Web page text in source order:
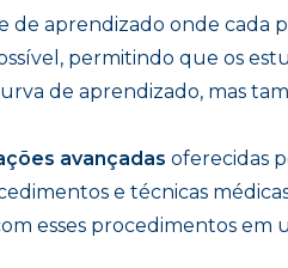
de aprendizado onde cada
permitindo que os
de aprendizado, mas
avançadas oferecidas
e técnicas
esses procedimentos